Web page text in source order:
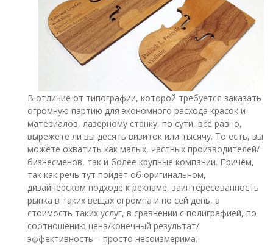
В отличие от типографии, которой требуется заказать
огромную партию для экономного расхода красок и
материалов, лазерному станку, по сути, всё равно,
вырежете ли вы десять визиток или тысячу. То есть, вы
можете охватить как малых, частных производителей/
бизнесменов, так и более крупные компании. Причём,
так как речь тут пойдёт об оригинальном,
дизайнерском подходе к рекламе, заинтересованность
рынка в таких вещах огромна и по сей день, а
стоимость таких услуг, в сравнении с полиграфией, по
соотношению цена/конечный результат/
эффективность – просто несоизмерима.